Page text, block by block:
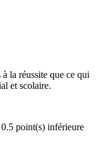
à la réussite que ce qui
et scolaire.
0.5 point(s) inférieure